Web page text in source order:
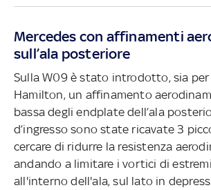
Mercedes con affinamenti
sull’ala posteriore
Sulla W09 è stato introdotto, sia
Hamilton, un affinamento
bassa degli endplate dell’ala
d’ingresso sono state ricavate 3
cercare di ridurre la resistenza
andando a limitare i vortici di
all'interno dell'ala, sul lato in